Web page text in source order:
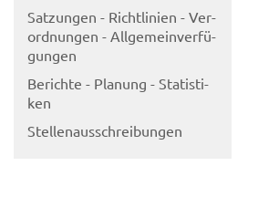
Sat­zun­gen - Richt­li­ni­en - Ver­
ord­nun­gen - All­ge­mein­ver­fü­
gun­gen
Be­rich­te - Pla­nung - Sta­tis­ti­
ken
Stel­len­aus­schrei­bun­gen